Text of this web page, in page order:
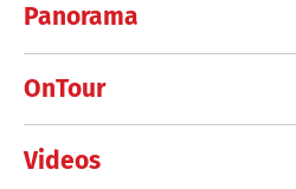
Panorama
OnTour
Videos